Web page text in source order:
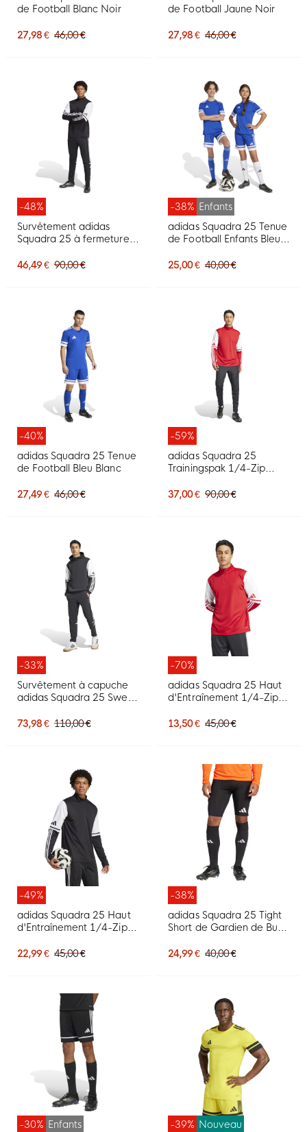
de Football Blanc Noir
27,98 € 46,00 €
de Football Jaune Noir
27,98 € 46,00 €
-48%
Survêtement adidas
Squadra 25 à fermeture
46,49 € 90,00 €
-38% Enfants
adidas Squadra 25 Tenue
de Football Enfants Bleu
25,00 € 40,00 €
-40%
adidas Squadra 25 Tenue
de Football Bleu Blanc
27,49 € 46,00 €
-59%
adidas Squadra 25
Trainingspak 1/4-Zip
37,00 € 90,00 €
-33%
Survêtement à capuche
adidas Squadra 25 Sweat
73,98 € 110,00 €
-70%
adidas Squadra 25 Haut
d'Entraînement 1/4-Zip
13,50 € 45,00 €
-49%
adidas Squadra 25 Haut
d'Entraînement 1/4-Zip
22,99 € 45,00 €
-38%
adidas Squadra 25 Tight
Short de Gardien de But
24,99 € 40,00 €
-30% Enfants
-39% Nouveau